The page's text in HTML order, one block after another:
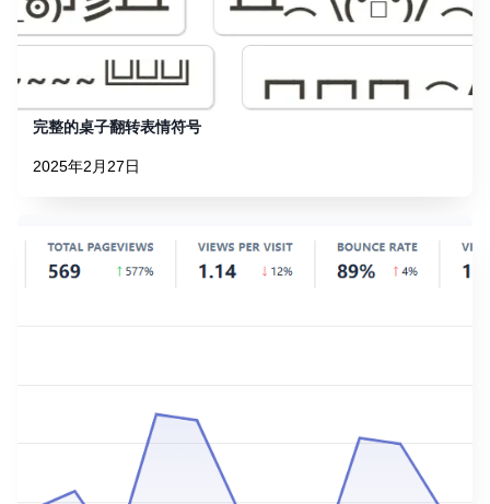
完整的桌子翻转表情符号
2025年2月27日